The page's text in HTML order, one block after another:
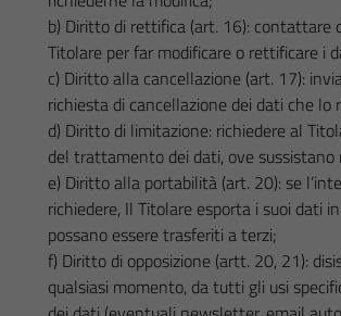
b) Diritto di rettifica (art. 16): contattare
Titolare per far modificare o rettificare i
c) Diritto alla cancellazione (art. 17):
richiesta di cancellazione dei dati che lo
d) Diritto di limitazione: richiedere al
del trattamento dei dati, ove
e) Diritto alla portabilità (art. 20): se
richiedere, Il Titolare esporta i suoi dati
possano essere trasferiti a terzi;
f) Diritto di opposizione (artt. 20, 21):
qualsiasi momento, da tutti gli usi